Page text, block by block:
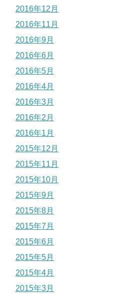
2016年12月
2016年11月
2016年9月
2016年6月
2016年5月
2016年4月
2016年3月
2016年2月
2016年1月
2015年12月
2015年11月
2015年10月
2015年9月
2015年8月
2015年7月
2015年6月
2015年5月
2015年4月
2015年3月